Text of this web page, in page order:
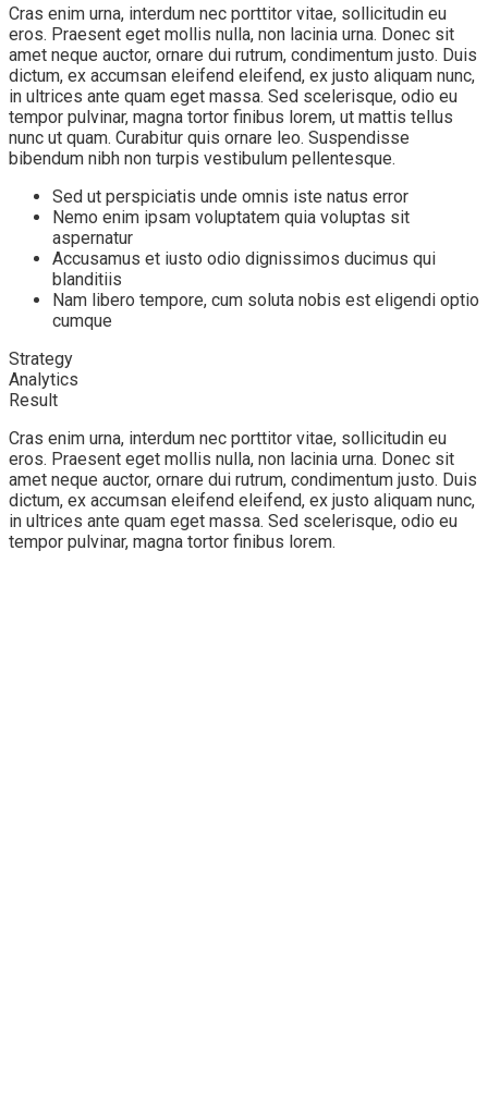
Cras enim urna, interdum nec porttitor vitae, sollicitudin eu
eros. Praesent eget mollis nulla, non lacinia urna. Donec sit
amet neque auctor, ornare dui rutrum, condimentum justo. Duis
dictum, ex accumsan eleifend eleifend, ex justo aliquam nunc,
in ultrices ante quam eget massa. Sed scelerisque, odio eu
tempor pulvinar, magna tortor finibus lorem, ut mattis tellus
nunc ut quam. Curabitur quis ornare leo. Suspendisse
bibendum nibh non turpis vestibulum pellentesque.
Sed ut perspiciatis unde omnis iste natus error
Nemo enim ipsam voluptatem quia voluptas sit
aspernatur
Accusamus et iusto odio dignissimos ducimus qui
blanditiis
Nam libero tempore, cum soluta nobis est eligendi optio
cumque
Strategy
Analytics
Result
Cras enim urna, interdum nec porttitor vitae, sollicitudin eu
eros. Praesent eget mollis nulla, non lacinia urna. Donec sit
amet neque auctor, ornare dui rutrum, condimentum justo. Duis
dictum, ex accumsan eleifend eleifend, ex justo aliquam nunc,
in ultrices ante quam eget massa. Sed scelerisque, odio eu
tempor pulvinar, magna tortor finibus lorem.